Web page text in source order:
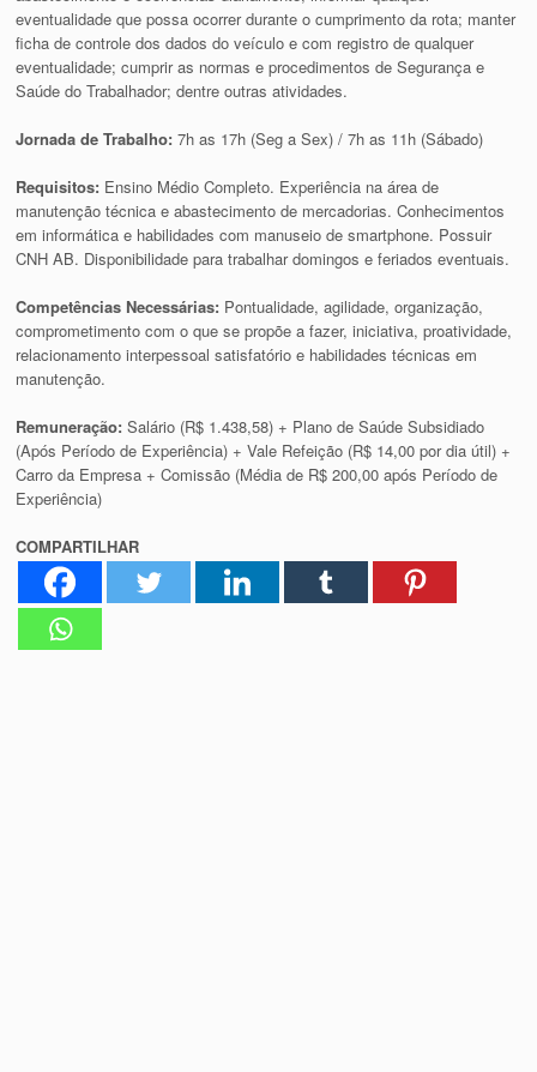
eventualidade que possa ocorrer durante o cumprimento da rota; manter
ficha de controle dos dados do veículo e com registro de qualquer
eventualidade; cumprir as normas e procedimentos de Segurança e
Saúde do Trabalhador; dentre outras atividades.
Jornada de Trabalho:7h as 17h (Seg a Sex) / 7h as 11h (Sábado)
Requisitos: Ensino Médio Completo. Experiência na área de
manutenção técnica e abastecimento de mercadorias. Conhecimentos
em informática e habilidades com manuseio de smartphone. Possuir
CNH AB. Disponibilidade para trabalhar domingos e feriados eventuais.
Competências Necessárias: Pontualidade, agilidade, organização,
comprometimento com o que se propõe a fazer, iniciativa, proatividade,
relacionamento interpessoal satisfatório e habilidades técnicas em
manutenção.
Remuneração: Salário (R$ 1.438,58) + Plano de Saúde Subsidiado
(Após Período de Experiência) + Vale Refeição (R$ 14,00 por dia útil) +
Carro da Empresa + Comissão (Média de R$ 200,00 após Período de
Experiência)
COMPARTILHAR